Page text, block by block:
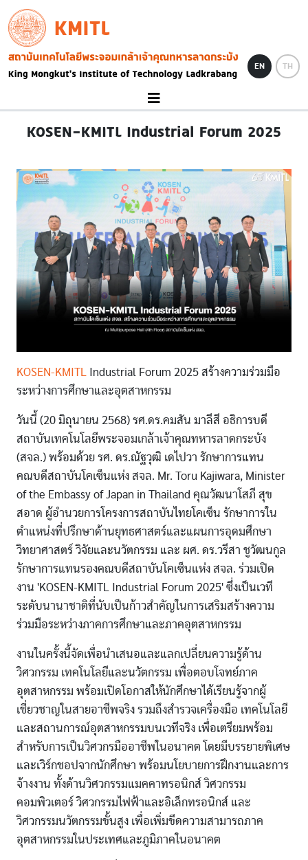
Skip to main content
KMITL
Image
EN TH
KOSEN-KMITL Industrial Forum 2025
KOSEN-KMITL Industrial Forum 2025 สร้างความร่วมมือ
ระหว่างการศึกษาและอุตสาหกรรม
วันนี้ (20 มิถุนายน 2568) รศ.ดร.คมสัน มาลีสี อธิการบดี
สถาบันเทคโนโลยีพระจอมเกล้าเจ้าคุณทหารลาดกระบัง
(สจล.) พร้อมด้วย รศ. ดร.ณัฐวุฒิ เดไปวา รักษาการแทน
คณบดีสถาบันโคเซ็นแห่ง สจล. Mr. Toru Kajiwara, Minister
of the Embassy of Japan in Thailand คุณวัฒนาโสภี สุข
สอาด ผู้อำนวยการโครงการสถาบันไทยโคเซ็น รักษาการใน
ตำแหน่งที่ปรึกษาด้านยุทธศาสตร์และแผนการอุดมศึกษา
วิทยาศาสตร์ วิจัยและนวัตกรรม และ ผศ. ดร.วรีสา ชูวัฒนกูล
รักษาการแทนรองคณบดีสถาบันโคเซ็นแห่ง สจล. ร่วมเปิด
งาน 'KOSEN-KMITL Industrial Forum 2025' ซึ่งเป็นเวที
ระดับนานาชาติที่นับเป็นก้าวสำคัญในการเสริมสร้างความ
ร่วมมือระหว่างภาคการศึกษาและภาคอุตสาหกรรม
งานในครั้งนี้จัดเพื่อนำเสนอและแลกเปลี่ยนความรู้ด้าน
วิศวกรรม เทคโนโลยีและนวัตกรรม เพื่อตอบโจทย์ภาค
อุตสาหกรรม พร้อมเปิดโอกาสให้นักศึกษาได้เรียนรู้จากผู้
เชี่ยวชาญในสายอาชีพจริง รวมถึงสำรวจเครื่องมือ เทคโนโลยี
และสถานการณ์อุตสาหกรรมบนเวทีจริง เพื่อเตรียมพร้อม
สำหรับการเป็นวิศวกรมืออาชีพในอนาคต โดยมีบรรยายพิเศษ
และเวิร์กชอปจากนักศึกษา พร้อมนโยบายการฝึกงานและการ
จ้างงาน ทั้งด้านวิศวกรรมแมคคาทรอนิกส์ วิศวกรรม
คอมพิวเตอร์ วิศวกรรมไฟฟ้าและอิเล็กทรอนิกส์ และ
วิศวกรรมนวัตกรรมขั้นสูง เพื่อเพิ่มขีดความสามารถภาค
อุตสาหกรรมในประเทศและภูมิภาคในอนาคต